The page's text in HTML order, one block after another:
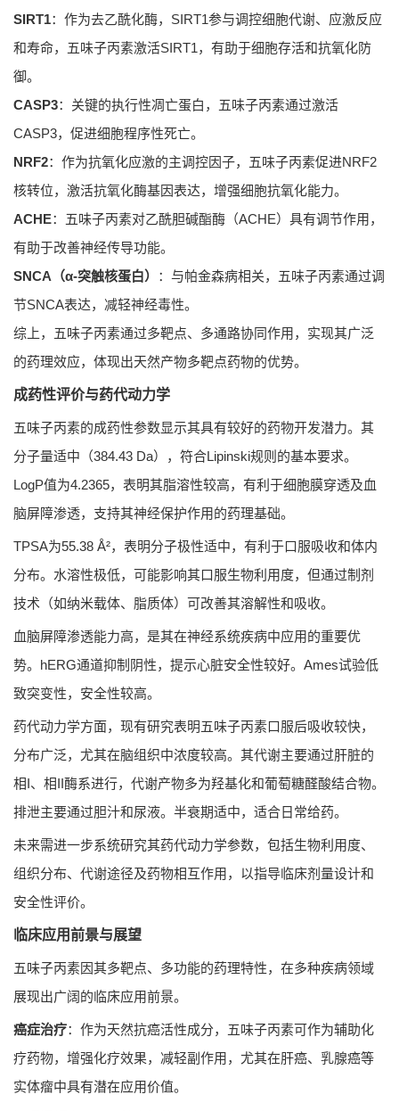
SIRT1：作为去乙酰化酶，SIRT1参与调控细胞代谢、应激反应
和寿命，五味子丙素激活SIRT1，有助于细胞存活和抗氧化防
御。
CASP3：关键的执行性凋亡蛋白，五味子丙素通过激活
CASP3，促进细胞程序性死亡。
NRF2：作为抗氧化应激的主调控因子，五味子丙素促进NRF2
核转位，激活抗氧化酶基因表达，增强细胞抗氧化能力。
ACHE：五味子丙素对乙酰胆碱酯酶（ACHE）具有调节作用，
有助于改善神经传导功能。
SNCA（α-突触核蛋白）
：与帕金森病相关，五味子丙素通过调
节SNCA表达，减轻神经毒性。
综上，五味子丙素通过多靶点、多通路协同作用，实现其广泛
的药理效应，体现出天然产物多靶点药物的优势。
成药性评价与药代动力学
五味子丙素的成药性参数显示其具有较好的药物开发潜力。其
分子量适中（384.43 Da），符合Lipinski规则的基本要求。
LogP值为4.2365，表明其脂溶性较高，有利于细胞膜穿透及血
脑屏障渗透，支持其神经保护作用的药理基础。
TPSA为55.38 Å²，表明分子极性适中，有利于口服吸收和体内
分布。水溶性极低，可能影响其口服生物利用度，但通过制剂
技术（如纳米载体、脂质体）可改善其溶解性和吸收。
血脑屏障渗透能力高，是其在神经系统疾病中应用的重要优
势。hERG通道抑制阴性，提示心脏安全性较好。Ames试验低
致突变性，安全性较高。
药代动力学方面，现有研究表明五味子丙素口服后吸收较快，
分布广泛，尤其在脑组织中浓度较高。其代谢主要通过肝脏的
相I、相II酶系进行，代谢产物多为羟基化和葡萄糖醛酸结合物。
排泄主要通过胆汁和尿液。半衰期适中，适合日常给药。
未来需进一步系统研究其药代动力学参数，包括生物利用度、
组织分布、代谢途径及药物相互作用，以指导临床剂量设计和
安全性评价。
临床应用前景与展望
五味子丙素因其多靶点、多功能的药理特性，在多种疾病领域
展现出广阔的临床应用前景。
癌症治疗：作为天然抗癌活性成分，五味子丙素可作为辅助化
疗药物，增强化疗效果，减轻副作用，尤其在肝癌、乳腺癌等
实体瘤中具有潜在应用价值。